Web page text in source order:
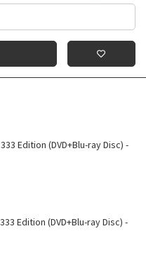
Edition (DVD+Blu-ray Disc) -